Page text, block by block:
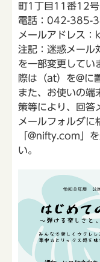
町1丁目11番12号
電話：042-
メールアドレス
注記：迷惑メール
を一部変更してい
際は（at）を@に
また、お使いの端
策等により、回答
メールフォルダに
「@nifty.com」
い。